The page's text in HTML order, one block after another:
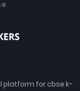
8
platform for cbse k-